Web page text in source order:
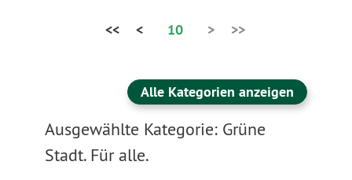
<< < 10 > >>
Alle Kategorien anzeigen
Ausgewählte Kategorie: Grüne
Stadt. Für alle.